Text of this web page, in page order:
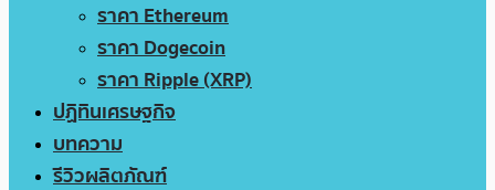
ราคา Ethereum
ราคา Dogecoin
ราคา Ripple (XRP)
ปฏิทินเศรษฐกิจ
บทความ
รีวิวผลิตภัณฑ์